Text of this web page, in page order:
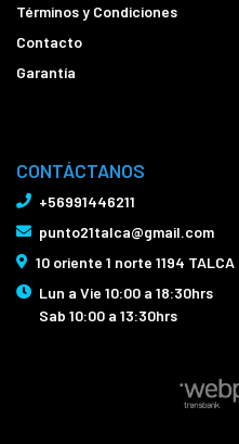
Términos y Condiciones
Contacto
Garantía
CONTÁCTANOS
+56991446211
punto21talca@gmail.com
10 oriente 1 norte 1194 TALCA
Lun a Vie 10:00 a 18:30hrs
Sab 10:00 a 13:30hrs